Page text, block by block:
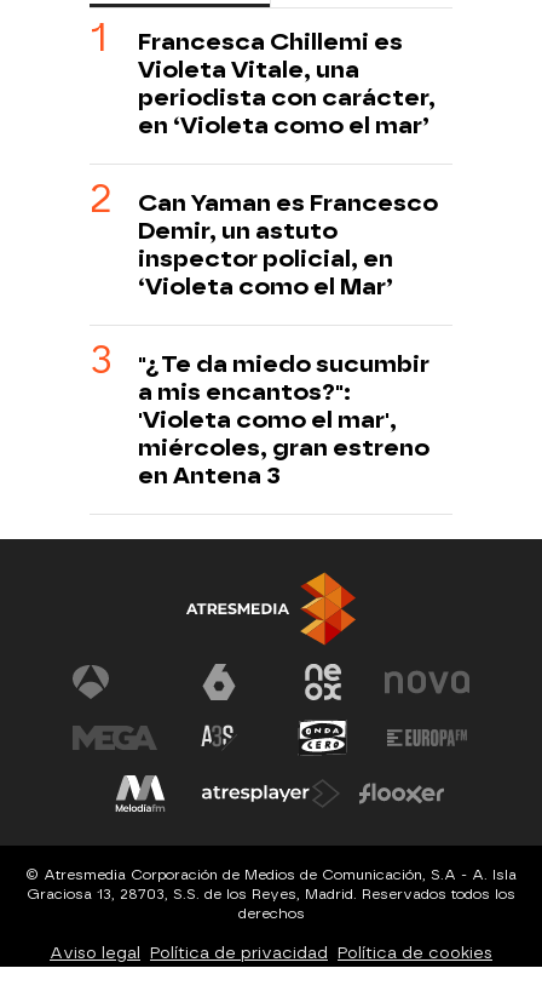
Francesca Chillemi es
Violeta Vitale, una
periodista con carácter,
en ‘Violeta como el mar’
Can Yaman es Francesco
Demir, un astuto
inspector policial, en
‘Violeta como el Mar’
"¿Te da miedo sucumbir
a mis encantos?":
'Violeta como el mar',
miércoles, gran estreno
en Antena 3
© Atresmedia Corporación de Medios de Comunicación, S.A - A. Isla
Graciosa 13, 28703, S.S. de los Reyes, Madrid. Reservados todos los
derechos
Aviso legal Política de privacidad Política de cookies